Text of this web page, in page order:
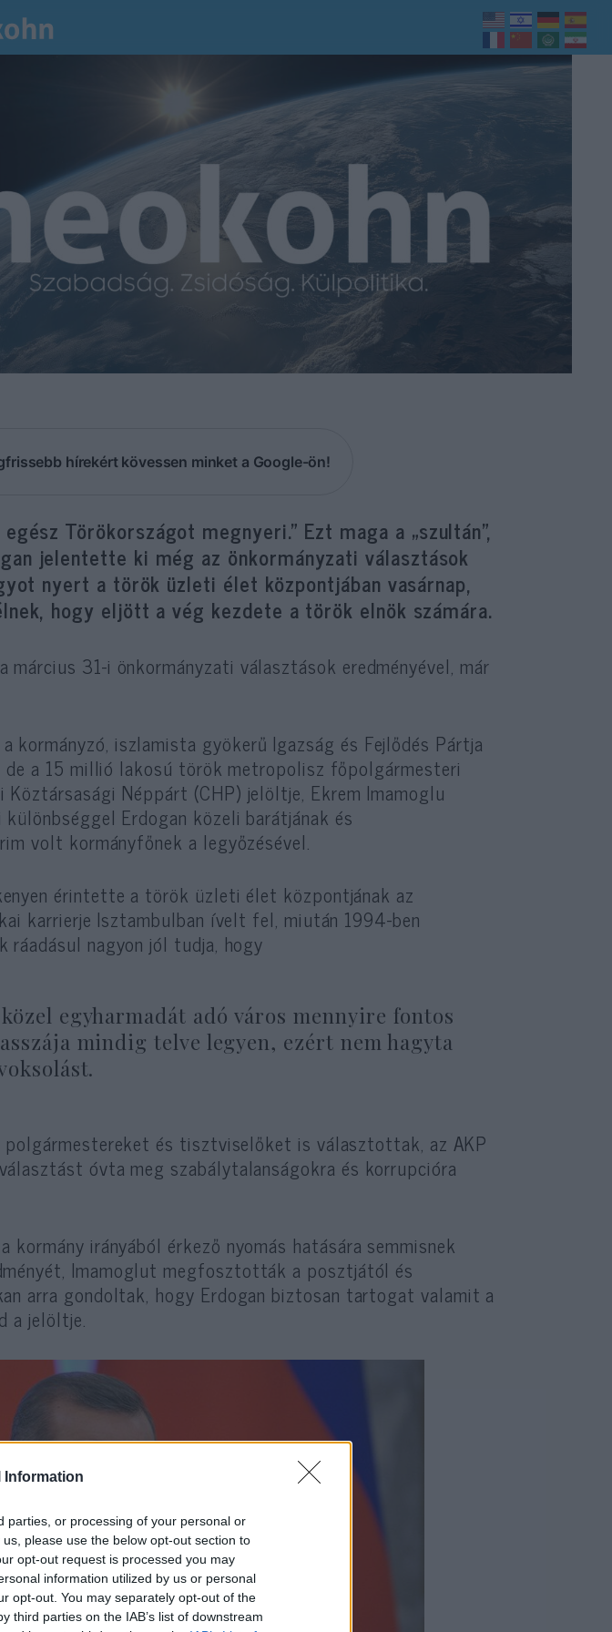
Information
parties, or processing of your personal or
please use the below opt-out section to
opt-out request is processed you may
information utilized by us or personal
opt-out. You may separately opt-out of the
third parties on the IAB’s list of downstream
hírekért kövessen minket a Google-ön!
Törökországot megnyeri.” Ezt maga a „szultán”,
jelentette ki még az önkormányzati választások
nyert a török üzleti élet központjában vasárnap,
hogy eljött a vég kezdete a török elnök számára.
31-i önkormányzati választások eredményével, már
kormányzó, iszlamista gyökerű Igazság és Fejlődés Pártja
de a 15 millió lakosú török metropolisz főpolgármesteri
Néppárt (CHP) jelöltje, Ekrem Imamoglu
Erdogan közeli barátjának és
volt kormányfőnek a legyőzésével.
érintette a török üzleti élet központjának az
karrierje Isztambulban ívelt fel, miután 1994-ben
nagyon jól tudja, hogy
egyharmadát adó város mennyire fontos
mindig telve legyen, ezért nem hagyta
polgármestereket és tisztviselőket is választottak, az AKP
óvta meg szabálytalanságokra és korrupcióra
irányából érkező nyomás hatására semmisnek
Imamoglut megfosztották a posztjától és
arra gondoltak, hogy Erdogan biztosan tartogat valamit a
a jelöltje.